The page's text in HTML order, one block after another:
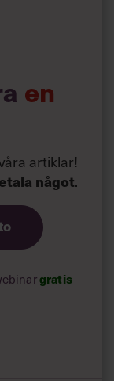
en
artiklar!
något.
gratis